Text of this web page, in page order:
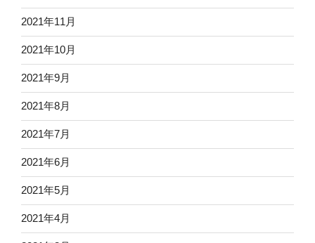
2021年11月
2021年10月
2021年9月
2021年8月
2021年7月
2021年6月
2021年5月
2021年4月